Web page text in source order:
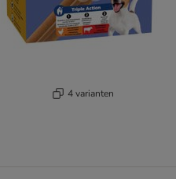
4 varianten